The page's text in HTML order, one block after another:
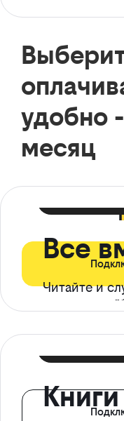
удобно
месяц
Все
Читайте и
Книги